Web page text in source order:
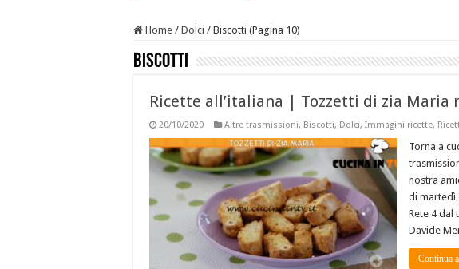
Home / Dolci / Biscotti (Pagina 10)
Biscotti
Ricette all’italiana | Tozzetti di zia Maria
20/10/2020 Altre trasmissioni, Biscotti, Dolci, Immagini ricette,
Torna a
nostra
di martedì
Rete 4 dal
Davide
Continua